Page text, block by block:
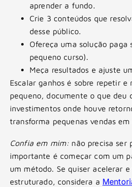
aprender a fundo.
Crie 3 conteúdos que
desse público.
Ofereça uma solução paga
pequeno curso).
Meça resultados e ajuste
Escalar ganhos é sobre repetir e
pequeno, documente o que deu
investimentos onde houve
transforma pequenas vendas
Confia em mim: não precisa ser
importante é começar com um
um método. Se quiser acelerar
estruturado, considera a